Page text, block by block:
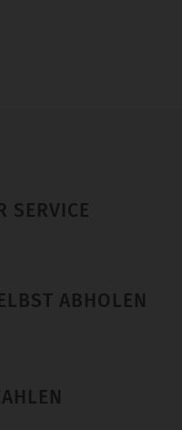
SERVICE
ABHOLEN